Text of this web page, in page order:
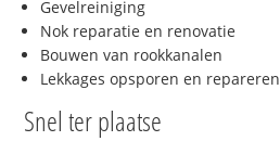
Gevelreiniging
Nok reparatie en renovatie
Bouwen van rookkanalen
Lekkages opsporen en repareren
Snel ter plaatse